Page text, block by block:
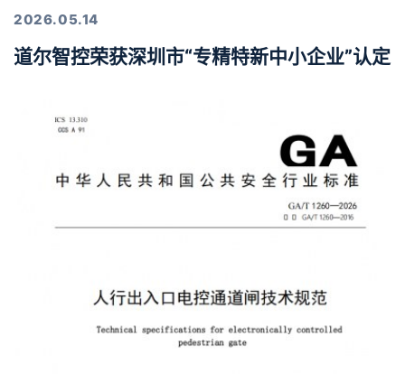
2026.05.14
道尔智控荣获深圳市“专精特新中小企业”认定